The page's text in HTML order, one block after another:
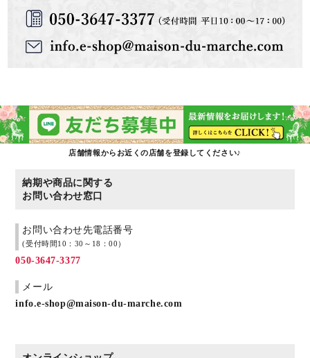
店舗情報からお近くの店舗を登録してください♪
納期や商品に関する
お問い合わせ窓口
お問い合わせ先電話番号
(受付時間10：30～18：00）
050-3647-3377
メール
info.e-shop@maison-du-marche.com